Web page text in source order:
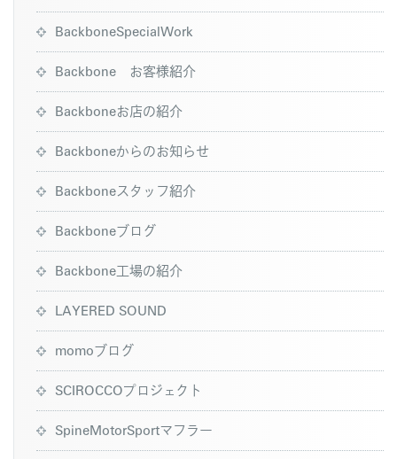
BackboneSpecialWork
Backbone お客様紹介
Backboneお店の紹介
Backboneからのお知らせ
Backboneスタッフ紹介
Backboneブログ
Backbone工場の紹介
LAYERED SOUND
momoブログ
SCIROCCOプロジェクト
SpineMotorSportマフラー